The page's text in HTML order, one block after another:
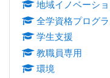
地域イノベーシ
全学資格プログ
学生支援
教職員専用
環境